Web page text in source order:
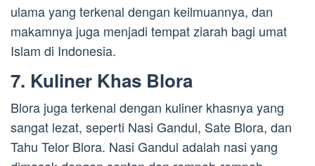
ulama yang terkenal dengan keilmuannya, dan
makamnya juga menjadi tempat ziarah bagi umat
Islam di Indonesia.
7. Kuliner Khas Blora
Blora juga terkenal dengan kuliner khasnya yang
sangat lezat, seperti Nasi Gandul, Sate Blora, dan
Tahu Telor Blora. Nasi Gandul adalah nasi yang